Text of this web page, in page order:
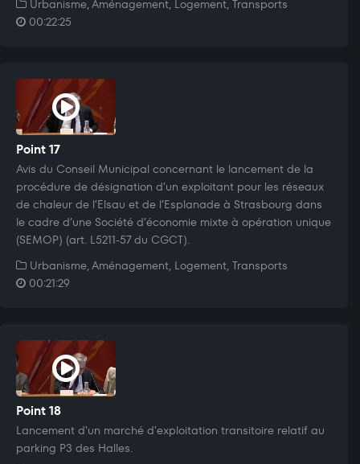
Urbanisme, Aménagement, Logement, Transports
00:22:25
Point 17
Avis du Conseil Municipal concernant le lancement de la
procédure de désignation d’un exploitant pour les réseaux
de chaleur de l’Elsau et de l’Esplanade à Strasbourg dans
le cadre d’une Société d’économie mixte à opération unique
(SEMOP) (art. L5211-57 du CGCT).
Urbanisme, Aménagement, Logement, Transports
00:21:29
Point 18
Lancement d'un marché d'exploitation transitoire relatif au
parking P3 des Halles.